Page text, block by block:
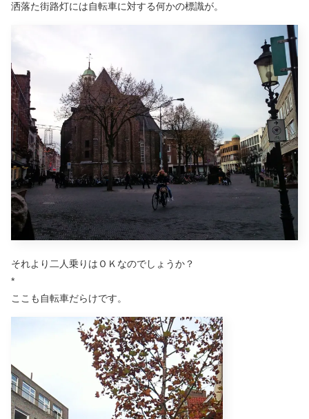
洒落た街路灯には自転車に対する何かの標識が。
それより二人乗りはＯＫなのでしょうか？
*
ここも自転車だらけです。